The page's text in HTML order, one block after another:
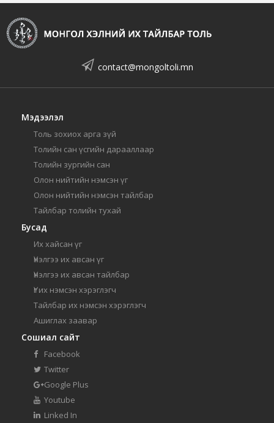
contact@mongoltoli.mn
Мэдээлэл
Толь зохиох арга зүй
Толийн сан үсгийн дарааллаар
Толийн зургийн сан
Олон нийтийн нэмсэн үг
Олон нийтийн нэмсэн тайлбар
Тайлбар толийн тухай
Бусад
Их хайсан үг
Үнэлгээ их авсан үг
Үнэлгээ их авсан тайлбар
Үг их нэмсэн хэрэглэгч
Тайлбар их нэмсэн хэрэглэгч
Ашиглах заавар
Сошиал сайт
Facebook
Twitter
Google Plus
Youtube
Linked In